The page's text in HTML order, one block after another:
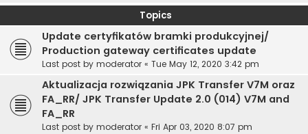
Topics
Update certyfikatów bramki produkcyjnej/
Production gateway certificates update
Last post by moderator « Tue May 12, 2020 3:42 pm
Aktualizacja rozwiązania JPK Transfer V7M oraz
FA_RR/ JPK Transfer Update 2.0 (014) V7M and
FA_RR
Last post by moderator « Fri Apr 03, 2020 8:07 pm